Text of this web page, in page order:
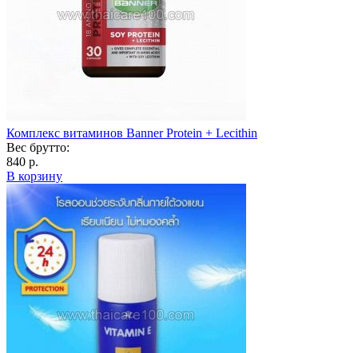
Комплекс витаминов Banner Protein + Lecithin
Вес брутто:
840 р.
В корзину